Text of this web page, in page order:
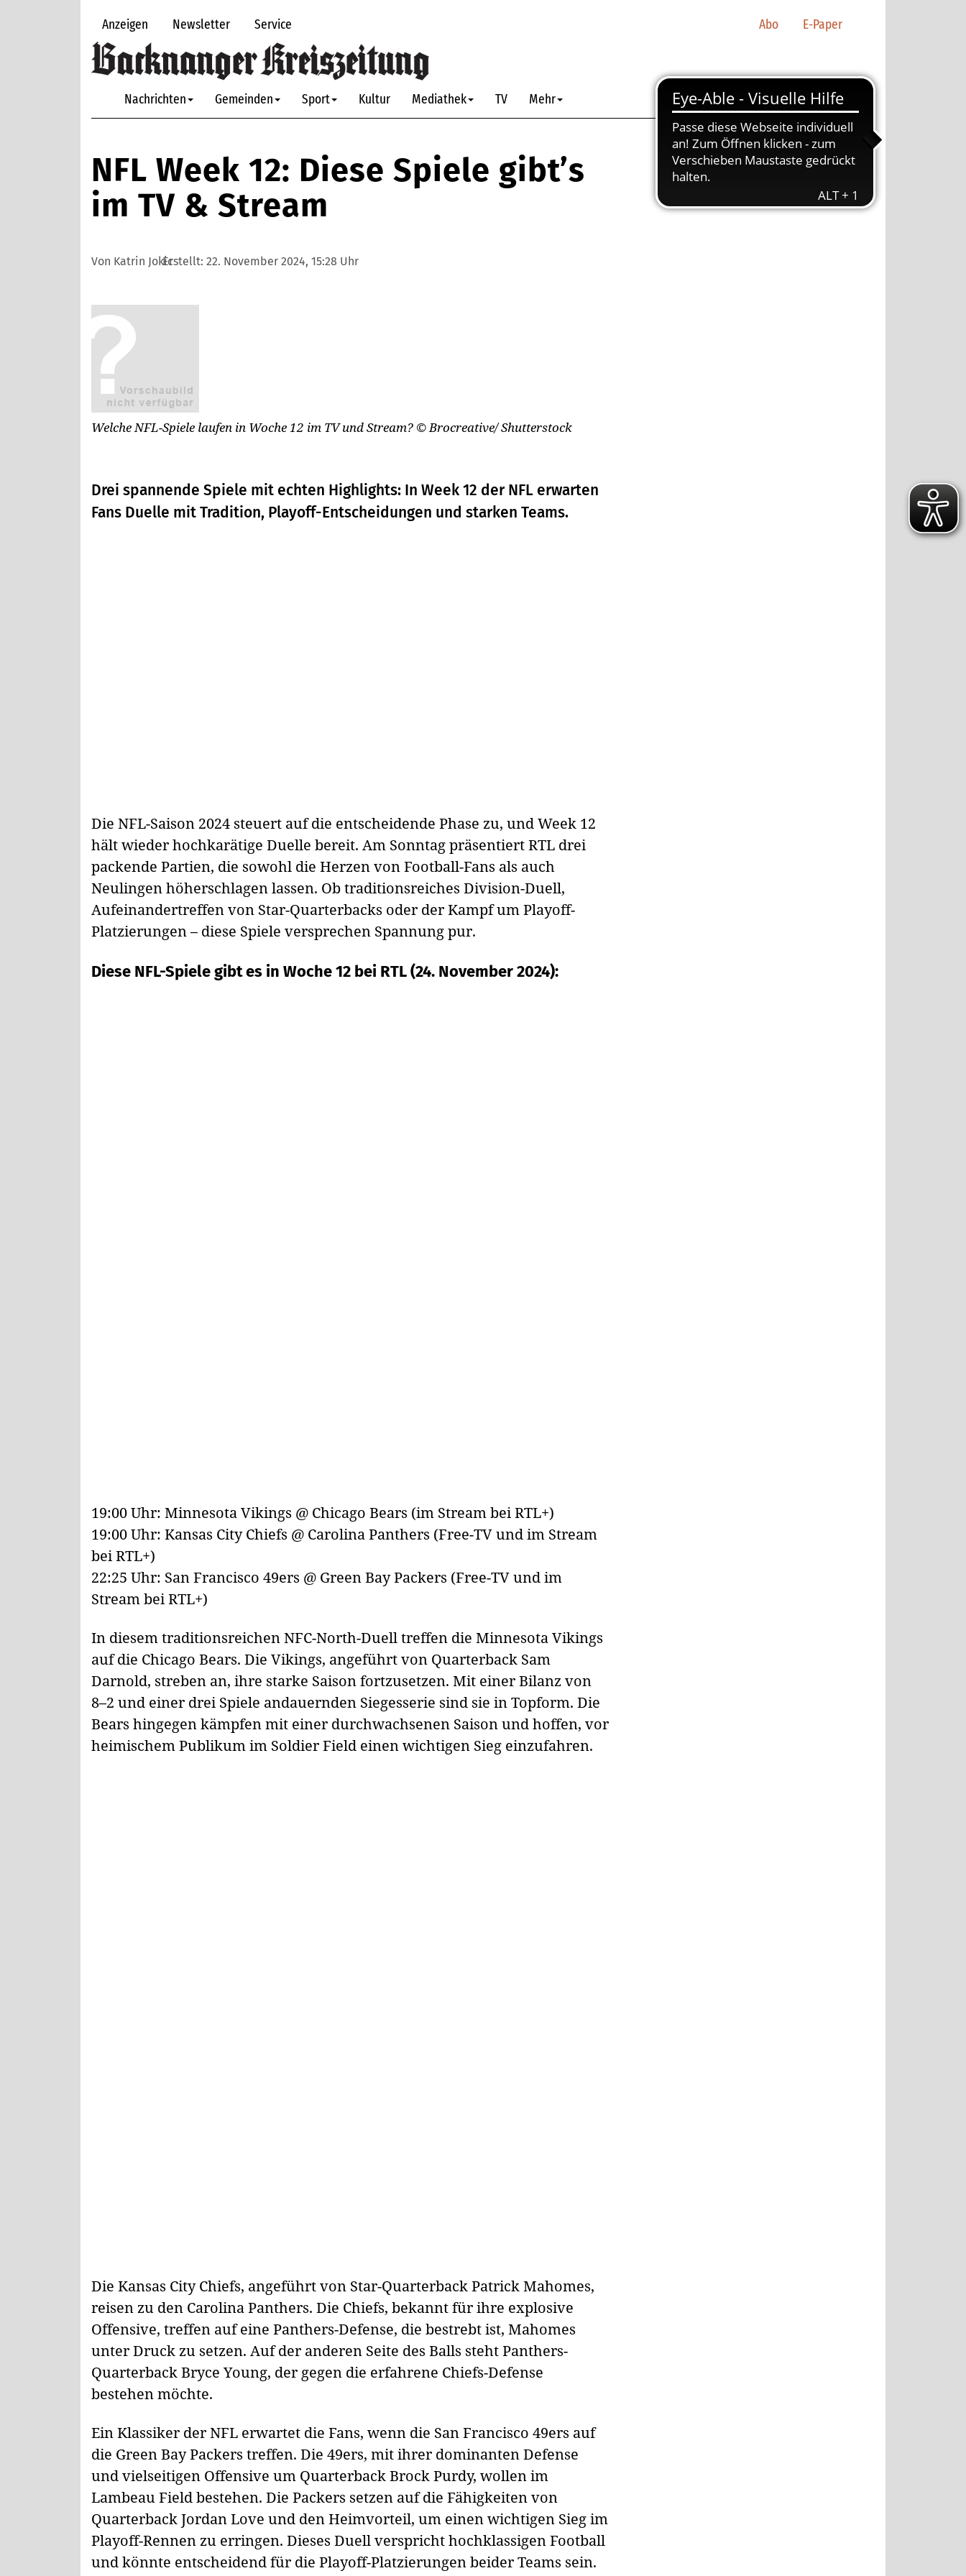
Anzeigen Newsletter Service Abo E-Paper
Nachrichten Gemeinden Sport Kultur Mediathek TV Mehr
NFL Week 12: Diese Spiele gibt’s
im TV & Stream
Von Katrin JokicErstellt: 22. November 2024, 15:28 Uhr
Welche NFL-Spiele laufen in Woche 12 im TV und Stream? © Brocreative/ Shutterstock
Drei spannende Spiele mit echten Highlights: In Week 12 der NFL erwarten
Fans Duelle mit Tradition, Playoff-Entscheidungen und starken Teams.
Die NFL-Saison 2024 steuert auf die entscheidende Phase zu, und Week 12
hält wieder hochkarätige Duelle bereit. Am Sonntag präsentiert RTL drei
packende Partien, die sowohl die Herzen von Football-Fans als auch
Neulingen höherschlagen lassen. Ob traditionsreiches Division-Duell,
Aufeinandertreffen von Star-Quarterbacks oder der Kampf um Playoff-
Platzierungen – diese Spiele versprechen Spannung pur.
Diese NFL-Spiele gibt es in Woche 12 bei RTL (24. November 2024):
19:00 Uhr: Minnesota Vikings @ Chicago Bears (im Stream bei RTL+)
19:00 Uhr: Kansas City Chiefs @ Carolina Panthers (Free-TV und im Stream
bei RTL+)
22:25 Uhr: San Francisco 49ers @ Green Bay Packers (Free-TV und im
Stream bei RTL+)
In diesem traditionsreichen NFC-North-Duell treffen die Minnesota Vikings
auf die Chicago Bears. Die Vikings, angeführt von Quarterback Sam
Darnold, streben an, ihre starke Saison fortzusetzen. Mit einer Bilanz von
8–2 und einer drei Spiele andauernden Siegesserie sind sie in Topform. Die
Bears hingegen kämpfen mit einer durchwachsenen Saison und hoffen, vor
heimischem Publikum im Soldier Field einen wichtigen Sieg einzufahren.
Die Kansas City Chiefs, angeführt von Star-Quarterback Patrick Mahomes,
reisen zu den Carolina Panthers. Die Chiefs, bekannt für ihre explosive
Offensive, treffen auf eine Panthers-Defense, die bestrebt ist, Mahomes
unter Druck zu setzen. Auf der anderen Seite des Balls steht Panthers-
Quarterback Bryce Young, der gegen die erfahrene Chiefs-Defense
bestehen möchte.
Ein Klassiker der NFL erwartet die Fans, wenn die San Francisco 49ers auf
die Green Bay Packers treffen. Die 49ers, mit ihrer dominanten Defense
und vielseitigen Offensive um Quarterback Brock Purdy, wollen im
Lambeau Field bestehen. Die Packers setzen auf die Fähigkeiten von
Quarterback Jordan Love und den Heimvorteil, um einen wichtigen Sieg im
Playoff-Rennen zu erringen. Dieses Duell verspricht hochklassigen Football
und könnte entscheidend für die Playoff-Platzierungen beider Teams sein.